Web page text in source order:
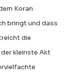
Koran
bringt und dass
die
kleinste Akt